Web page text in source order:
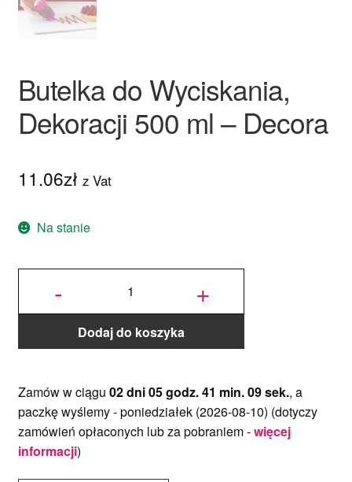
Butelka do Wyciskania,
Dekoracji 500 ml – Decora
11.06zł z Vat
Na stanie
-
ilość
Dekoracji
500 ml -
Decora +
Dodaj do koszyka
Zamów w ciągu 02 dni 05 godz. 41 min. 09 sek., a
paczkę wyślemy -poniedziałek (2026-08-10) (dotyczy
zamówień opłaconych lub za pobraniem -więcej
informacji)